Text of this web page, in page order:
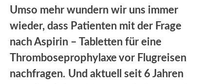
Umso mehr wundern wir uns immer
wieder, dass Patienten mit der Frage
nach Aspirin – Tabletten für eine
Thromboseprophylaxe vor Flugreisen
nachfragen. Und aktuell seit 6 Jahren